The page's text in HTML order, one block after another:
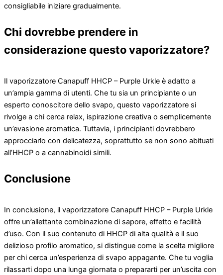
consigliabile iniziare gradualmente.
Chi dovrebbe prendere in
considerazione questo vaporizzatore?
Il vaporizzatore Canapuff HHCP – Purple Urkle è adatto a
un’ampia gamma di utenti. Che tu sia un principiante o un
esperto conoscitore dello svapo, questo vaporizzatore si
rivolge a chi cerca relax, ispirazione creativa o semplicemente
un’evasione aromatica. Tuttavia, i principianti dovrebbero
approcciarlo con delicatezza, soprattutto se non sono abituati
all’HHCP o a cannabinoidi simili.
Conclusione
In conclusione, il vaporizzatore Canapuff HHCP – Purple Urkle
offre un’allettante combinazione di sapore, effetto e facilità
d’uso. Con il suo contenuto di HHCP di alta qualità e il suo
delizioso profilo aromatico, si distingue come la scelta migliore
per chi cerca un’esperienza di svapo appagante. Che tu voglia
rilassarti dopo una lunga giornata o prepararti per un’uscita con